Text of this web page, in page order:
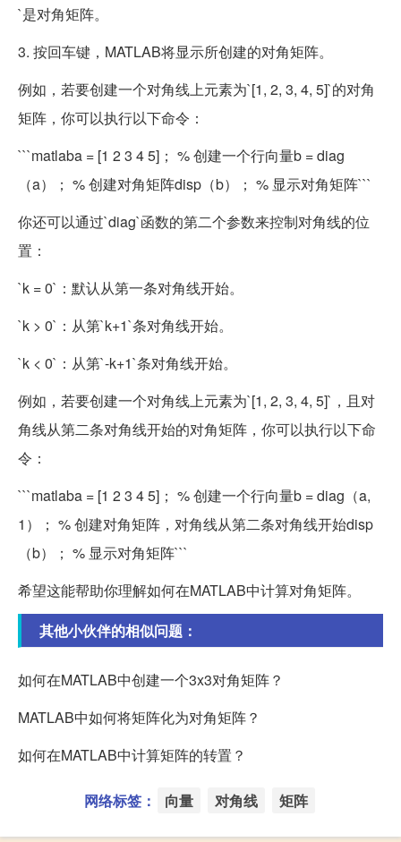
`是对角矩阵。
3. 按回车键，MATLAB将显示所创建的对角矩阵。
例如，若要创建一个对角线上元素为`[1, 2, 3, 4, 5]`的对角
矩阵，你可以执行以下命令：
```matlaba = [1 2 3 4 5]； % 创建一个行向量b = diag
（a）； % 创建对角矩阵disp（b）； % 显示对角矩阵```
你还可以通过`diag`函数的第二个参数来控制对角线的位
置：
`k = 0`：默认从第一条对角线开始。
`k > 0`：从第`k+1`条对角线开始。
`k < 0`：从第`-k+1`条对角线开始。
例如，若要创建一个对角线上元素为`[1, 2, 3, 4, 5]`，且对
角线从第二条对角线开始的对角矩阵，你可以执行以下命
令：
```matlaba = [1 2 3 4 5]； % 创建一个行向量b = diag（a,
1）； % 创建对角矩阵，对角线从第二条对角线开始disp
（b）； % 显示对角矩阵```
希望这能帮助你理解如何在MATLAB中计算对角矩阵。
其他小伙伴的相似问题：
如何在MATLAB中创建一个3x3对角矩阵？
MATLAB中如何将矩阵化为对角矩阵？
如何在MATLAB中计算矩阵的转置？
网络标签： 向量 对角线 矩阵